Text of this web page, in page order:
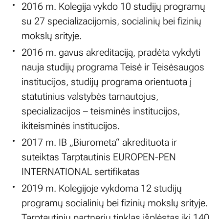
2016 m. Kolegija vykdo 10 studijų programų
su 27 specializacijomis, socialinių bei fizinių
mokslų srityje.
2016 m. gavus akreditaciją, pradėta vykdyti
nauja studijų programa Teisė ir Teisėsaugos
institucijos, studijų programa orientuota į
statutinius valstybės tarnautojus,
specializacijos – teisminės institucijos,
ikiteisminės institucijos.
2017 m. IB „Biurometa“ akredituota ir
suteiktas Tarptautinis EUROPEN-PEN
INTERNATIONAL sertifikatas
2019 m. Kolegijoje vykdoma 12 studijų
programų socialinių bei fizinių mokslų srityje.